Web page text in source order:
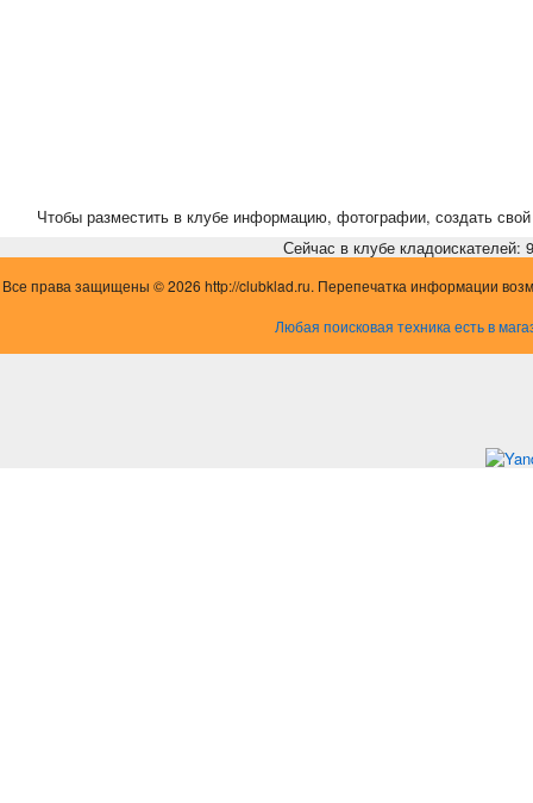
Чтобы разместить в клубе информацию, фотографии, создать свой
Сейчас в клубе кладоискателей:
Все права защищены © 2026 http://clubklad.ru. Перепечатка информации
Любая поисковая техника есть в